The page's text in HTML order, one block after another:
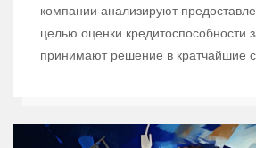
компании анализируют
целью оценки кредитоспособности
принимают решение в кратчайшие